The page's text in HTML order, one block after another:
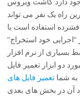
راه یک نفر می تواند
استفاده است با
"اجرایی خود استخراج"
بسیاری از نرم افزار
دو ابزار تعمیر فایل
شما